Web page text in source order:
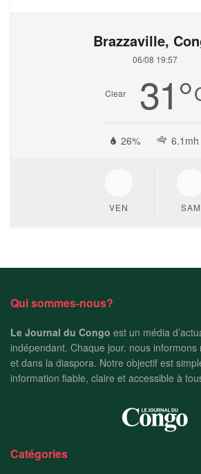
Brazzaville,
06/08 19:57
Clear 31°
26% 6.1mh
VEN SAM
Qui sommes-nous?
Le Journal du Congo est un média
indépendant. Chaque jour, nous
et dans la diaspora. Notre objectif est
information fiable, claire et accessible à
Catégories